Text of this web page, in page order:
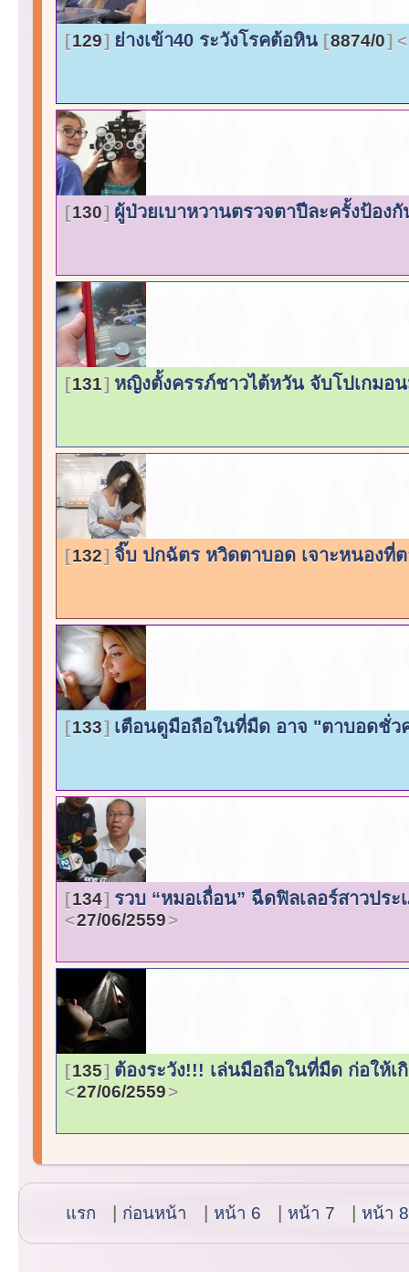
129 ย่างเข้า40 ระวังโรคต้อหิน 8874/0
130 ผู้ป่วยเบาหวานตรวจตาปีละครั้งป้อง
131 หญิงตั้งครรภ์ชาวไต้หวัน จับโปเกมอ
132 จิ๊บ ปกฉัตร หวิดตาบอด เจาะหนองที่
133 เตือนดูมือถือในที่มืด อาจ "ตาบอดชั่ว
134 รวบ “หมอเถื่อน” ฉีดฟิลเลอร์สาวปร
27/06/2559
135 ต้องระวัง!!! เล่นมือถือในที่มืด ก่อให้
27/06/2559
แรก ก่อนหน้า หน้า 6 หน้า 7 หน้า 8